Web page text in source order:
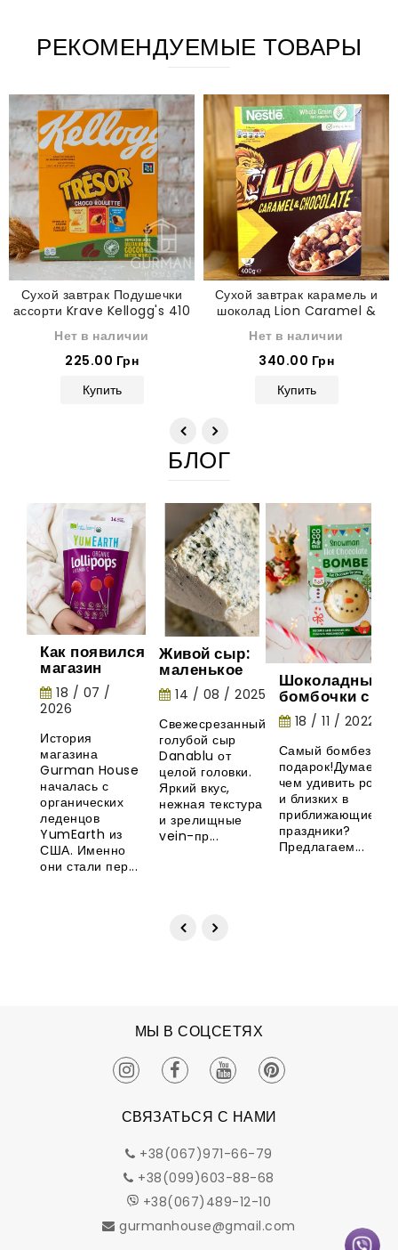
РЕКОМЕНДУЕМЫЕ ТОВАРЫ
Сухой завтрак Подушечки
ассорти Krave Kellogg's 410
Нет в наличии
225.00 Грн
Купить
Сухой завтрак карамель и
шоколад Lion Caramel &
Нет в наличии
340.00 Грн
Купить
БЛОГ
Как появился
магазин
Gurman
House:
история
органических
леденцов
YumEarth
18 / 07 /
2026
История
магазина
Gurman House
началась с
органических
леденцов
YumEarth из
США. Именно
они стали пер...
Живой сыр:
маленькое
шоу природы
14 / 08 / 2025
Свежесрезанный
голубой сыр
Danablu от
целой головки.
Яркий вкус,
нежная текстура
и зрелищные
vein-пр...
Шоколадные
бомбочки с
маршмеллоу -
необычная
новинка из
18 / 11 / 2022
Самый бомбезный
подарок!Думаете,
чем удивить
и близких в
приближающиеся
праздники?
Предлагаем...
МЫ В СОЦСЕТЯХ
СВЯЗАТЬСЯ С НАМИ
+38(067)971-66-79
+38(099)603-88-68
+38(067)489-12-10
gurmanhouse@gmail.com